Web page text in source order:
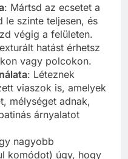
: Mártsd az ecsetet a
szinte teljesen, és
végig a felületen.
hatást érhetsz
vagy polcokon.
: Léteznek
viaszok is, amelyek
mélységet adnak,
árnyalatot
nagyobb
komódot) úgy, hogy